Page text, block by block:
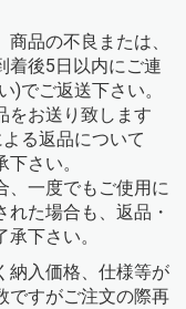
品の不良または、
着後5日以内にご連
)でご返送下さい。
をお送り致します
る返品について
さい。
、一度でもご使用に
た場合も、返品・
下さい。
納入価格、仕様等が
ですがご注文の際再